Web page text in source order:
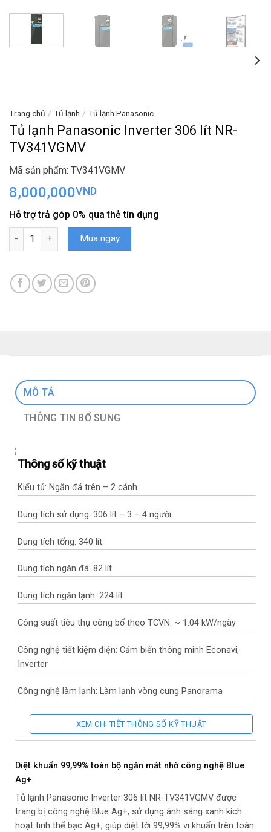
Trang chủ / Tủ lạnh / Tủ lạnh Panasonic
Tủ lạnh Panasonic Inverter 306 lít NR-
TV341VGMV
Mã sản phẩm: TV341VGMV
8,000,000VND
Hỗ trợ trả góp 0% qua thẻ tín dụng
Tủ lạnh Panasonic Inverter 306 lít NR-TV341VGMV số lượng
Mua ngay
MÔ TẢ
THÔNG TIN BỔ SUNG
Thông số kỹ thuật
Kiểu tủ: Ngăn đá trên – 2 cánh
Dung tích sử dụng: 306 lít – 3 – 4 người
Dung tích tổng: 340 lít
Dung tích ngăn đá: 82 lít
Dung tích ngăn lạnh: 224 lít
Công suất tiêu thụ công bố theo TCVN: ~ 1.04 kW/ngày
Công nghệ tiết kiệm điện: Cảm biến thông minh Econavi,
Inverter
Công nghệ làm lạnh: Làm lạnh vòng cung Panorama
Công nghệ kháng khuẩn, khử mùi: Công nghệ diệt khuẩn Blue
Ag+ với tinh thể bạc Ag+ và ánh sáng xanh
Công nghệ bảo quản thực phẩm: Ngăn Extra Cool Zone giữ
lạnh thực phẩm ở nhiệt độ 2°C, Ngăn rau củ góc mở rộng tối
đa Wide Fresh Case
Tiện ích: Khay đá di động
XEM CHI TIẾT THÔNG SỐ KỸ THUẬT
Diệt khuẩn 99,99% toàn bộ ngăn mát nhờ công nghệ Blue
Ag+
Tủ lạnh Panasonic Inverter 306 lít NR-TV341VGMV được
trang bị công nghệ Blue Ag+, sử dụng ánh sáng xanh kích
hoạt tinh thể bạc Ag+, giúp diệt tới 99,99% vi khuẩn trên toàn